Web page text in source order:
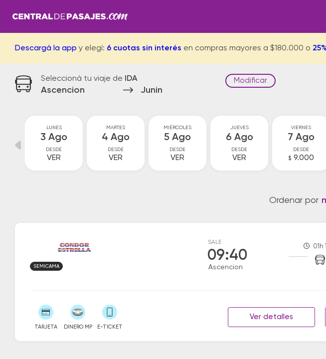
Descargá la app y elegí: 6 cuotas sin interés en compras mayores a $180.000 o
Seleccioná tu viaje de IDA
Ascencion Junin
Modificar
LUNES
3 Ago
DESDE
VER
MARTES
4 Ago
DESDE
VER
MIÉRCOLES
5 Ago
DESDE
VER
JUEVES
6 Ago
DESDE
VER
VIERNES
7 Ago
DESDE
$ 9.000
Ordenar por
SALE
09:40
Ascencion
01h
SEMICAMA
TARJETA DINERO MP E-TICKET
Ver detalles